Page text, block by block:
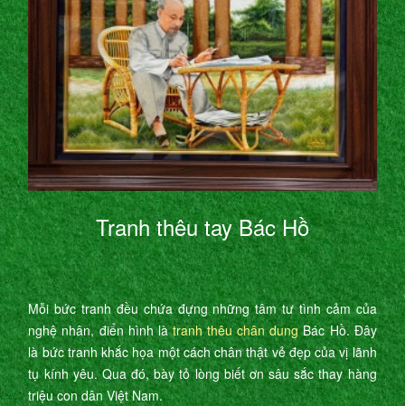
Tranh thêu tay Bác Hồ
Mỗi bức tranh đều chứa đựng những tâm tư tình cảm của
nghệ nhân, điển hình làtranh thêu chân dungBác Hồ. Đây
là bức tranh khắc họa một cách chân thật vẻ đẹp của vị lãnh
tụ kính yêu. Qua đó, bày tỏ lòng biết ơn sâu sắc thay hàng
triệu con dân Việt Nam.